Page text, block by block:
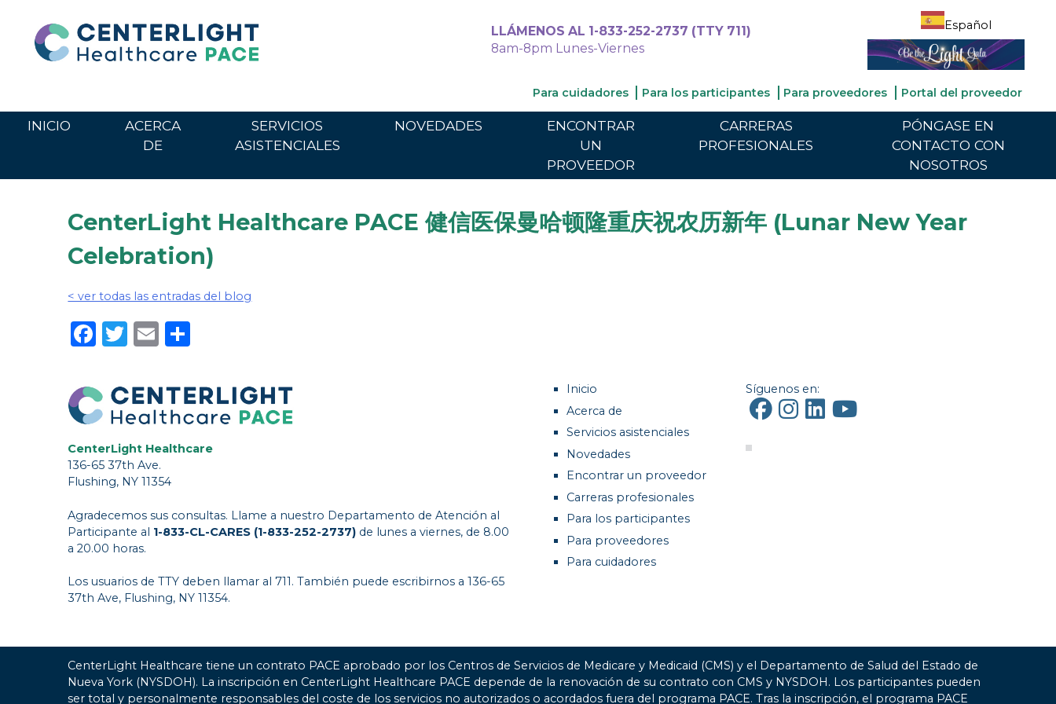
contenido
LLÁMENOS AL 1-833-252-2737 (TTY 711)
8am-8pm Lunes-Viernes
Español
Para cuidadores Para los participantes Para proveedores Portal del proveedor
INICIO
ACERCA
DE
SERVICIOS
ASISTENCIALES
NOVEDADES
ENCONTRAR
UN
PROVEEDOR
CARRERAS
PROFESIONALES
PÓNGASE EN
CONTACTO CON
NOSOTROS
CenterLight Healthcare PACE 健信医保曼哈顿隆重庆祝农历新年 (Lunar New Year
Celebration)
< ver todas las entradas del blog
Facebook
Twitter
Email
CenterLight Healthcare
136-65 37th Ave.
Flushing, NY 11354
Agradecemos sus consultas. Llame a nuestro Departamento de Atención al
Participante al 1-833-CL-CARES (1-833-252-2737) de lunes a viernes, de 8.00
a 20.00 horas.
Los usuarios de TTY deben llamar al 711. También puede escribirnos a 136-65
37th Ave, Flushing, NY 11354.
Inicio
Acerca de
Servicios asistenciales
Novedades
Encontrar un proveedor
Carreras profesionales
Para los participantes
Para proveedores
Para cuidadores
Síguenos en:
CenterLight Healthcare tiene un contrato PACE aprobado por los Centros de Servicios de Medicare y Medicaid (CMS) y el Departamento de Salud del Estado de
Nueva York (NYSDOH). La inscripción en CenterLight Healthcare PACE depende de la renovación de su contrato con CMS y NYSDOH. Los participantes pueden
ser total y personalmente responsables del coste de los servicios no autorizados o acordados fuera del programa PACE. Tras la inscripción, el programa PACE